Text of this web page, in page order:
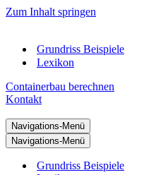
Zum Inhalt springen
Grundriss Beispiele
Lexikon
Containerbau berechnen
Kontakt
Navigations-Menü
Navigations-Menü
Grundriss Beispiele